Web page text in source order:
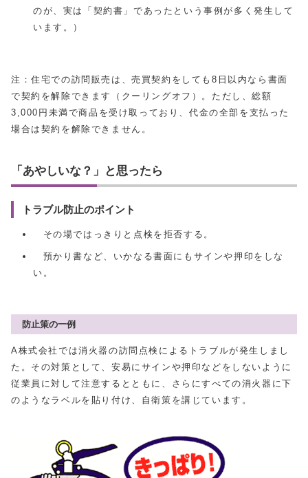
のが、実は「契約書」であったという事例が多く発生して
います。）
注：住宅での訪問販売は、売買契約をしても8日以内なら書面
で契約を解除できます（クーリングオフ）。ただし、総額
3,000円未満で商品を受け取っており、代金の全部を支払った
場合は契約を解除できません。
「あやしいな？」と思ったら
トラブル防止のポイント
その場ではっきりと点検を拒否する。
預かり書など、いかなる書面にもサインや押印をしな
い。
防止策の一例
A株式会社では消火器の訪問点検によるトラブルが発生しまし
た。その対策として、安易にサインや押印などをしないように
従業員に対して注意するとともに、さらにすべての消火器に下
のようなラベルを貼り付け、自衛策を講じています。